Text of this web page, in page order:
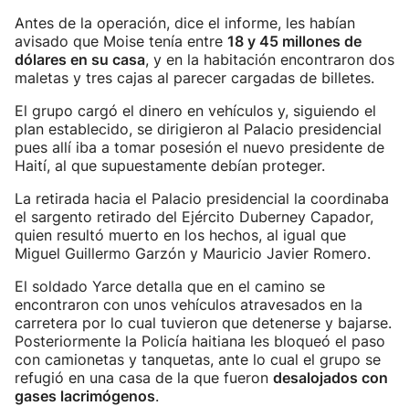
Antes de la operación, dice el informe, les habían
avisado que Moise tenía entre 18 y 45 millones de
dólares en su casa, y en la habitación encontraron dos
maletas y tres cajas al parecer cargadas de billetes.
El grupo cargó el dinero en vehículos y, siguiendo el
plan establecido, se dirigieron al Palacio presidencial
pues allí iba a tomar posesión el nuevo presidente de
Haití, al que supuestamente debían proteger.
La retirada hacia el Palacio presidencial la coordinaba
el sargento retirado del Ejército Duberney Capador,
quien resultó muerto en los hechos, al igual que
Miguel Guillermo Garzón y Mauricio Javier Romero.
El soldado Yarce detalla que en el camino se
encontraron con unos vehículos atravesados en la
carretera por lo cual tuvieron que detenerse y bajarse.
Posteriormente la Policía haitiana les bloqueó el paso
con camionetas y tanquetas, ante lo cual el grupo se
refugió en una casa de la que fueron desalojados con
gases lacrimógenos.